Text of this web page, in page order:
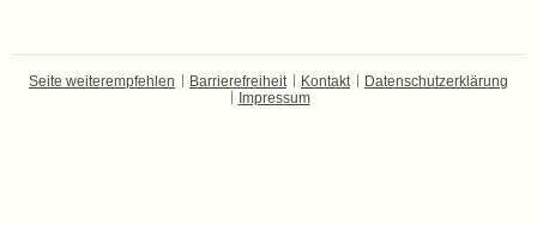
Seite weiterempfehlen Barrierefreiheit Kontakt
Datenschutzerklärung
Impressum